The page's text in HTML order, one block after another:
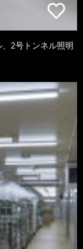
2号トンネル照明